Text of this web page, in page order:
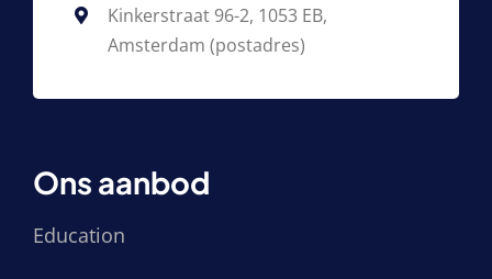
Kinkerstraat 96-2, 1053 EB,
Amsterdam (postadres)
Ons aanbod
Education